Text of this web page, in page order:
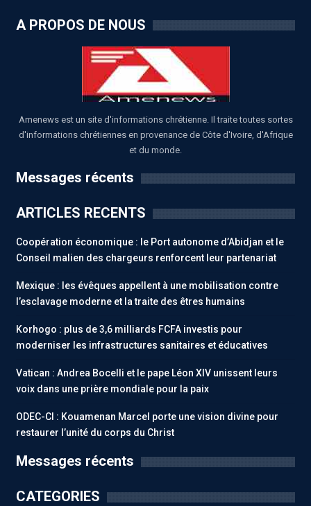
A PROPOS DE NOUS
Amenews est un site d'informations chrétienne. Il traite toutes sortes
d'informations chrétiennes en provenance de Côte d'Ivoire, d'Afrique
et du monde.
Messages récents
ARTICLES RECENTS
Coopération économique : le Port autonome d’Abidjan et le
Conseil malien des chargeurs renforcent leur partenariat
Mexique : les évêques appellent à une mobilisation contre
l’esclavage moderne et la traite des êtres humains
Korhogo : plus de 3,6 milliards FCFA investis pour
moderniser les infrastructures sanitaires et éducatives
Vatican : Andrea Bocelli et le pape Léon XIV unissent leurs
voix dans une prière mondiale pour la paix
ODEC-CI : Kouamenan Marcel porte une vision divine pour
restaurer l’unité du corps du Christ
Messages récents
CATEGORIES